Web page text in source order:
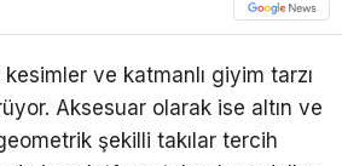
ve katmanlı giyim tarzı
Aksesuar olarak ise altın ve
şekilli takılar tercih